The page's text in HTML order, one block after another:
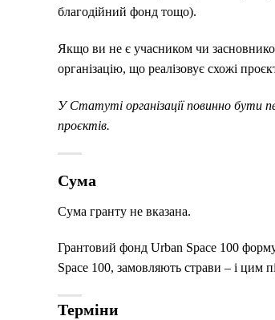
благодійний фонд тощо).
Якщо ви не є учасником чи
організацію, що реалізовує схожі
У Статуті організації повинно бути
проєктів.
Сума
Сума гранту не вказана.
Грантовий фонд Urban Space 100
Space 100, замовляють страви – і цим
Терміни